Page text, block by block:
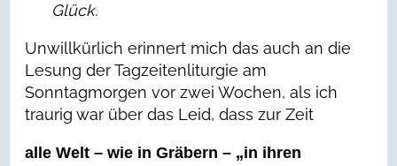
Glück.
Unwillkürlich erinnert mich das auch an die
Lesung der Tagzeitenliturgie am
Sonntagmorgen vor zwei Wochen, als ich
traurig war über das Leid, dass zur Zeit
alle Welt – wie in Gräbern – „in ihren